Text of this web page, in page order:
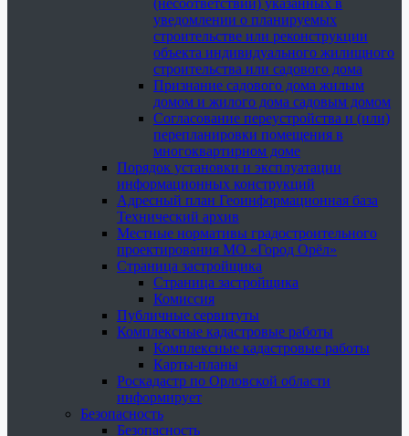
(несоответствии) указанных в
уведомлении о планируемых
строительстве или реконструкции
объекта индивидуального жилищного
строительства или садового дома
Признание садового дома жилым
домом и жилого дома садовым домом
Согласование переустройства и (или)
перепланировки помещения в
многоквартирном доме
Порядок установки и эксплуатации
информационных конструкций
Адресный план Геоинформационная база
Технический архив
Местные нормативы градостроительного
проектирования МО «Город Орёл»
Страница застройщика
Страница застройщика
Комиссия
Публичные сервитуты
Комплексные кадастровые работы
Комплексные кадастровые работы
Карты-планы
Роскадастр по Орловской области
информирует
Безопасность
Безопасность